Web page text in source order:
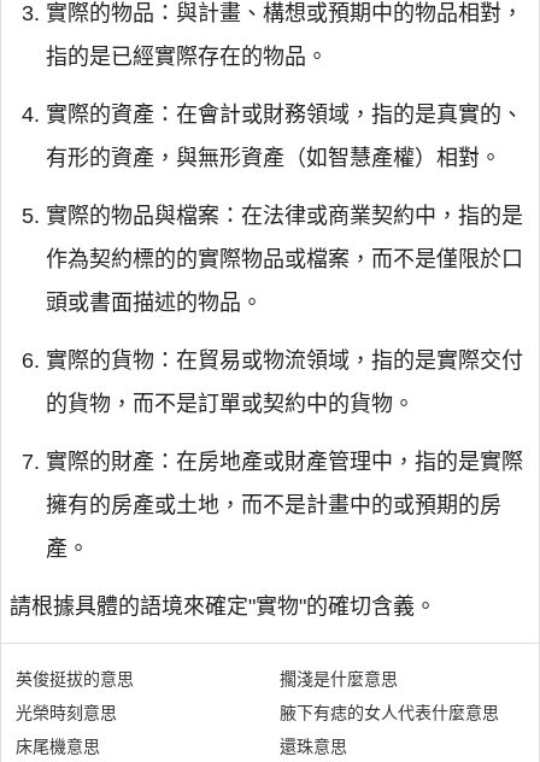
實際的物品：與計畫、構想或預期中的物品相對，
指的是已經實際存在的物品。
實際的資產：在會計或財務領域，指的是真實的、
有形的資產，與無形資產（如智慧產權）相對。
實際的物品與檔案：在法律或商業契約中，指的是
作為契約標的的實際物品或檔案，而不是僅限於口
頭或書面描述的物品。
實際的貨物：在貿易或物流領域，指的是實際交付
的貨物，而不是訂單或契約中的貨物。
實際的財產：在房地產或財產管理中，指的是實際
擁有的房產或土地，而不是計畫中的或預期的房
產。
請根據具體的語境來確定"實物"的確切含義。
英俊挺拔的意思
光榮時刻意思
床尾機意思
擱淺是什麼意思
腋下有痣的女人代表什麼意思
還珠意思